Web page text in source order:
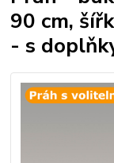
90 cm,
- s